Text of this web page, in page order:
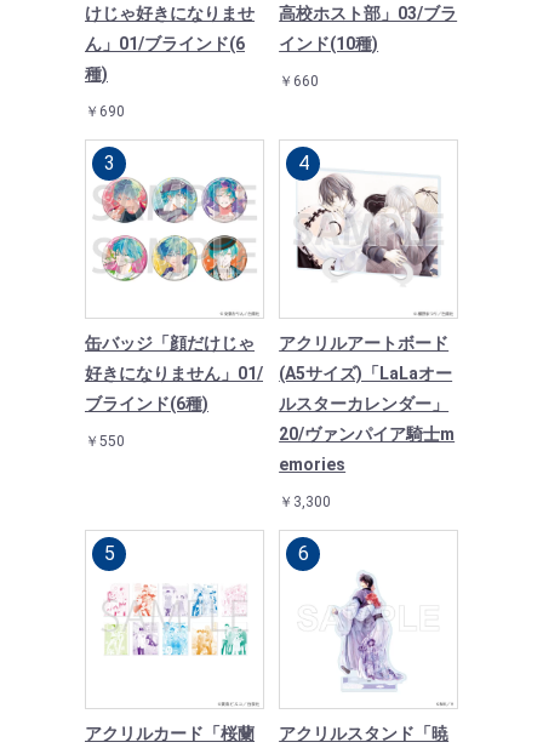
けじゃ好きになりませ
ん」01/ブラインド(6
種)
￥690
高校ホスト部」03/ブラ
インド(10種)
￥660
缶バッジ「顔だけじゃ
好きになりません」01/
ブラインド(6種)
￥550
アクリルアートボード
(A5サイズ)「LaLaオー
ルスターカレンダー」
20/ヴァンパイア騎士m
emories
￥3,300
アクリルカード「桜蘭
アクリルスタンド「暁